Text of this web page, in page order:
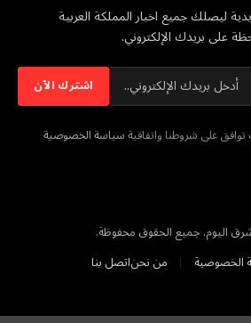
ليصلك جميع اخبار المملكة العربية
على بريدك الإلكتروني.
على شروطنا واتفاقيةسياسة الخصوصية
الخصوصية
من نحناتصل بنا